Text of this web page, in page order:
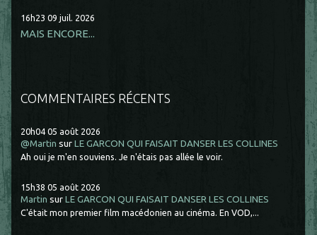
16h23 09 juil. 2026
MAIS ENCORE...
COMMENTAIRES RÉCENTS
20h04 05 août 2026
@Martin surLE GARCON QUI FAISAIT DANSER LES COLLINES
Ah oui je m'en souviens. Je n'étais pas allée le voir.
15h38 05 août 2026
Martin surLE GARCON QUI FAISAIT DANSER LES COLLINES
C'était mon premier film macédonien au cinéma. En VOD,...